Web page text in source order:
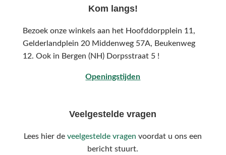
Kom langs!
Bezoek onze winkels aan het Hoofddorpplein 11,
Gelderlandplein 20 Middenweg 57A, Beukenweg
12. Ook in Bergen (NH) Dorpsstraat 5 !
Openingstijden
Veelgestelde vragen
Lees hier deveelgestelde vragen voordat u ons een
bericht stuurt.